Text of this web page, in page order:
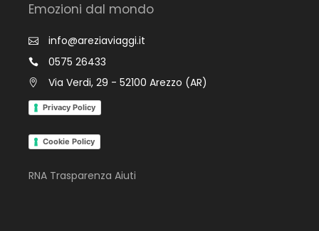
Emozioni dal mondo
info@areziaviaggi.it
0575 26433
Via Verdi, 29 - 52100 Arezzo (AR)
Privacy Policy
Cookie Policy
RNA Trasparenza Aiuti